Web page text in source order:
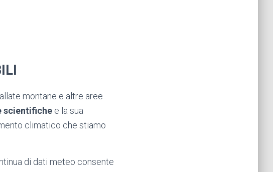
montane e altre aree
scientifiche e la sua
climatico che stiamo
di dati meteo consente